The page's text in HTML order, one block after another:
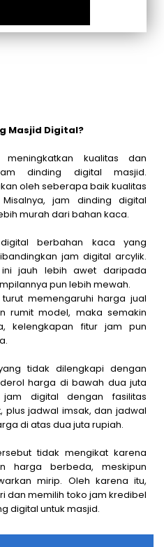
Masjid Digital?
kualitas dan
dinding digital masjid.
oleh seberapa baik kualitas
jam dinding digital
murah dari bahan kaca.
berbahan kaca yang
jam digital arcylik.
jauh lebih awet daripada
pun lebih mewah.
memengaruhi harga jual
rumit model, maka semakin
kelengkapan fitur jam pun
tidak dilengkapi dengan
harga di bawah dua juta
digital dengan fasilitas
plus jadwal imsak, dan jadwal
di atas dua juta rupiah.
tidak mengikat karena
harga berbeda, meskipun
mirip. Oleh karena itu,
dan memilih toko jam kredibel
digital untuk masjid.